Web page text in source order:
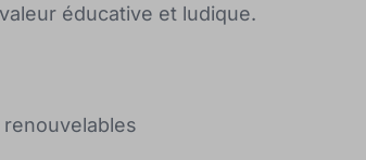
éducative et ludique.